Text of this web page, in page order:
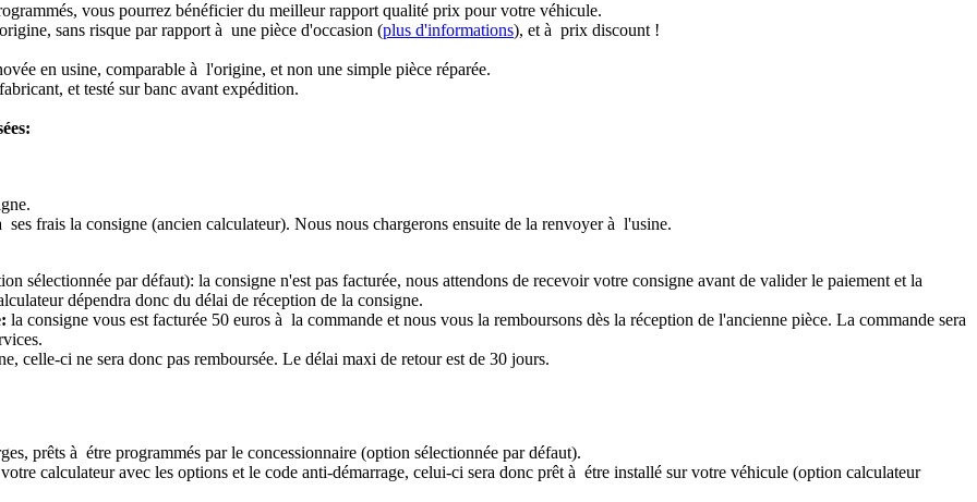
vous pourrez bénéficier du meilleur rapport qualité prix pour votre véhicule.
sans risque par rapport à une pièce d'occasion (plus d'informations), et à prix discount !
en usine, comparable à l'origine, et non une simple pièce réparée.
et testé sur banc avant expédition.
frais la consigne (ancien calculateur). Nous nous chargerons ensuite de la renvoyer à l'usine.
sélectionnée par défaut): la consigne n'est pas facturée, nous attendons de recevoir votre consigne avant de valider le paiement et la
dépendra donc du délai de réception de la consigne.
la consigne vous est facturée 50 euros à la commande et nous vous la remboursons dès la réception de l'ancienne pièce. La commande sera
celle-ci ne sera donc pas remboursée. Le délai maxi de retour est de 30 jours.
prêts à étre programmés par le concessionnaire (option sélectionnée par défaut).
calculateur avec les options et le code anti-démarrage, celui-ci sera donc prêt à étre installé sur votre véhicule (option calculateur